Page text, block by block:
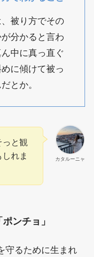
被り方でその
分かると言わ
中に真っ直ぐ
に傾けて被っ
とか。
カタルーニャ
っと観
れま
ンチョ」
守るために生まれ